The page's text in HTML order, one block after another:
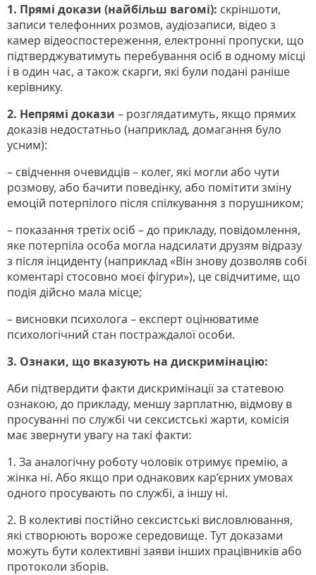
1. Прямі докази (найбільш вагомі): скріншоти,
записи телефонних розмов, аудіозаписи, відео з
камер відеоспостереження, електронні пропуски, що
підтверджуватимуть перебування осіб в одному місці
і в один час, а також скарги, які були подані раніше
керівнику.
2. Непрямі докази – розглядатимуть, якщо прямих
доказів недостатньо (наприклад, домагання було
усним):
– свідчення очевидців – колег, які могли або чути
розмову, або бачити поведінку, або помітити зміну
емоцій потерпілого після спілкування з порушником;
– показання третіх осіб – до прикладу, повідомлення,
яке потерпіла особа могла надсилати друзям відразу
з після інциденту (наприклад «Він знову дозволяв собі
коментарі стосовно моєї фігури»), це свідчитиме, що
подія дійсно мала місце;
– висновки психолога – експерт оцінюватиме
психологічний стан постраждалої особи.
3. Ознаки, що вказують на дискримінацію:
Аби підтвердити факти дискримінації за статевою
ознакою, до прикладу, меншу зарплатню, відмову в
просуванні по службі чи сексистські жарти, комісія
має звернути увагу на такі факти:
1. За аналогічну роботу чоловік отримує премію, а
жінка ні. Або якщо при однакових кар’єрних умовах
одного просувають по службі, а іншу ні.
2. В колективі постійно сексистські висловлювання,
які створюють вороже середовище. Тут доказами
можуть бути колективні заяви інших працівників або
протоколи зборів.